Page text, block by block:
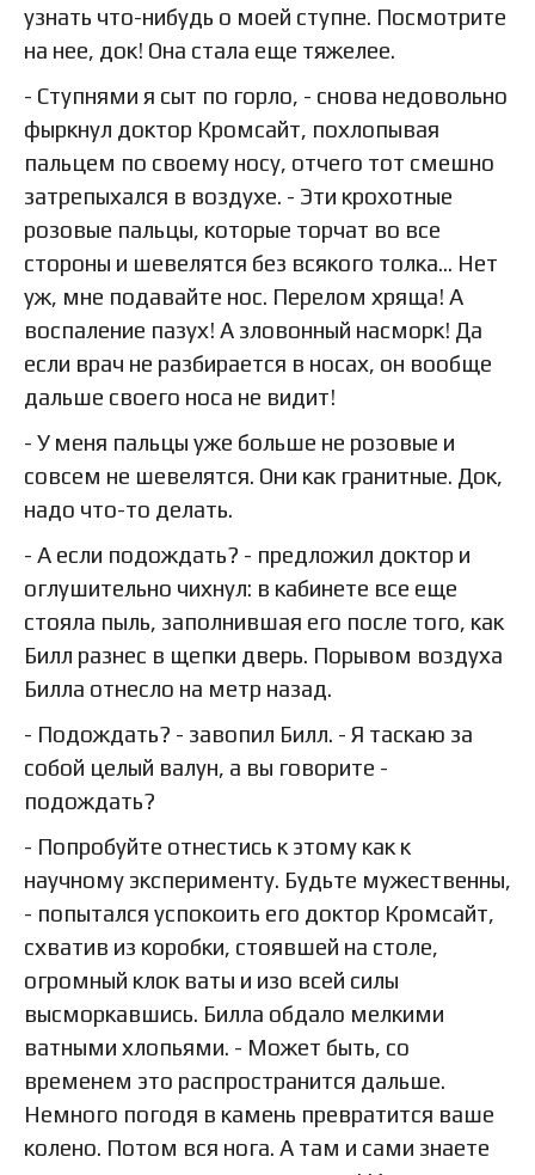
узнать что-нибудь о моей ступне. Посмотрите
на нее, док! Она стала еще тяжелее.
- Ступнями я сыт по горло, - снова недовольно
фыркнул доктор Кромсайт, похлопывая
пальцем по своему носу, отчего тот смешно
затрепыхался в воздухе. - Эти крохотные
розовые пальцы, которые торчат во все
стороны и шевелятся без всякого толка... Нет
уж, мне подавайте нос. Перелом хряща! А
воспаление пазух! А зловонный насморк! Да
если врач не разбирается в носах, он вообще
дальше своего носа не видит!
- У меня пальцы уже больше не розовые и
совсем не шевелятся. Они как гранитные. Док,
надо что-то делать.
- А если подождать? - предложил доктор и
оглушительно чихнул: в кабинете все еще
стояла пыль, заполнившая его после того, как
Билл разнес в щепки дверь. Порывом воздуха
Билла отнесло на метр назад.
- Подождать? - завопил Билл. - Я таскаю за
собой целый валун, а вы говорите -
подождать?
- Попробуйте отнестись к этому как к
научному эксперименту. Будьте мужественны,
- попытался успокоить его доктор Кромсайт,
схватив из коробки, стоявшей на столе,
огромный клок ваты и изо всей силы
высморкавшись. Билла обдало мелкими
ватными хлопьями. - Может быть, со
временем это распространится дальше.
Немного погодя в камень превратится ваше
колено. Потом вся нога. А там и сами знаете